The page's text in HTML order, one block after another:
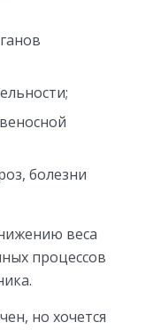
болезни
веса
процессов
но хочется